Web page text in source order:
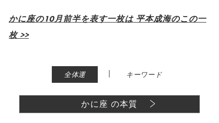
かに座の10月前半を表す一枚は 平本成海のこの一
枚 >>
全体運 | キーワード
かに座 の本質